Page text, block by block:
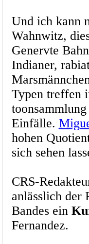
Und ich kann
Wahnwitz,
Genervte
Indianer,
Typen treffen
Einfälle.
hohen
sich sehen
CRS-
anlässlich der
Bandes ein
Fernandez.